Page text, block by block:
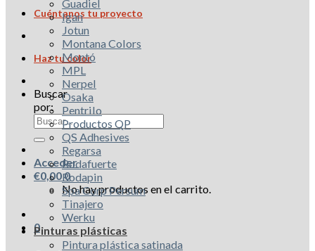
Cuéntanos tu proyecto
Haz tu color
Buscar
por:
Acceder
€0,000
No hay productos en el carrito.
0
Guadiel
Igan
Jotun
Montana Colors
Montó
MPL
Nerpel
Osaka
Pentrilo
Productos QP
QS Adhesives
Regarsa
Rodafuerte
Rodapin
Spa Corp Persum
Tinajero
Werku
Pinturas plásticas
Pintura plástica satinada